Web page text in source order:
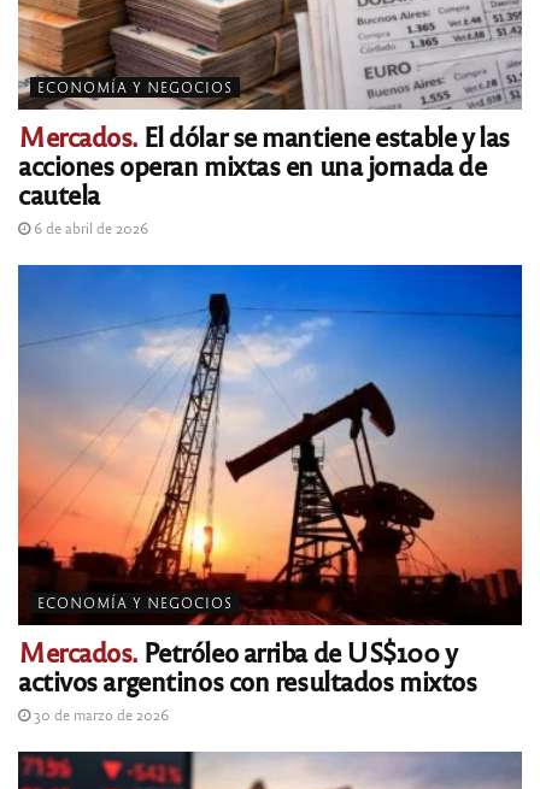
ECONOMÍA Y NEGOCIOS
Mercados. El dólar se mantiene estable y las
acciones operan mixtas en una jornada de
cautela
6 de abril de 2026
ECONOMÍA Y NEGOCIOS
Mercados. Petróleo arriba de US$100 y
activos argentinos con resultados mixtos
30 de marzo de 2026